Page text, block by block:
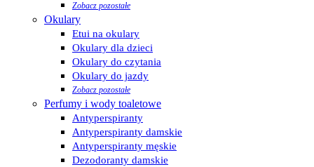
Zobacz pozostałe
Okulary
Etui na okulary
Okulary dla dzieci
Okulary do czytania
Okulary do jazdy
Zobacz pozostałe
Perfumy i wody toaletowe
Antyperspiranty
Antyperspiranty damskie
Antyperspiranty męskie
Dezodoranty damskie